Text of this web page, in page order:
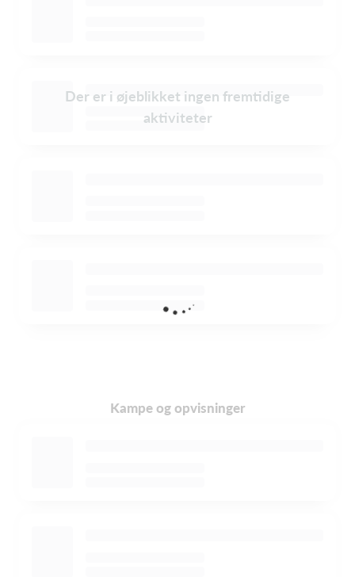
Der er i øjeblikket ingen fremtidige
aktiviteter
Kampe og opvisninger